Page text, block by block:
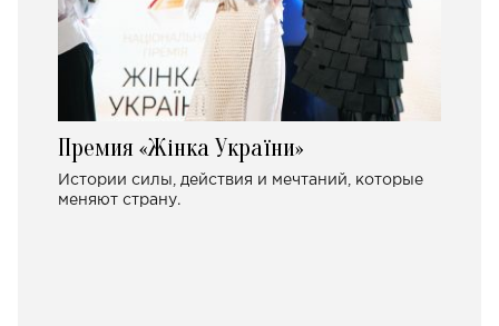
Премия «Жінка України»
Истории силы, действия и мечтаний, которые
меняют страну.